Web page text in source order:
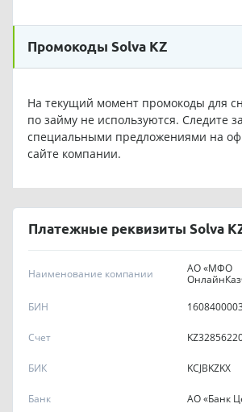
Промокоды Solva KZ
На текущий момент промокоды для
по займу не используются. Следите
специальными предложениями на
сайте компании.
Платежные реквизиты Solva
Наименование компании
АО «МФО
БИН
Счет
БИК KCJBKZKX
Банк АО «Банк